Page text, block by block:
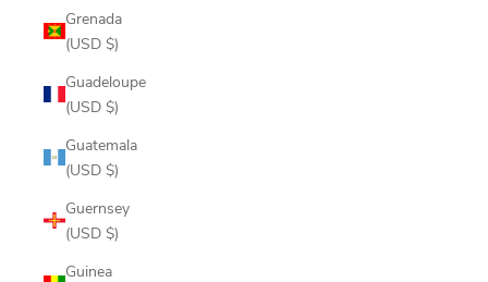
Grenada
(USD $)
Guadeloupe
(USD $)
Guatemala
(USD $)
Guernsey
(USD $)
Guinea